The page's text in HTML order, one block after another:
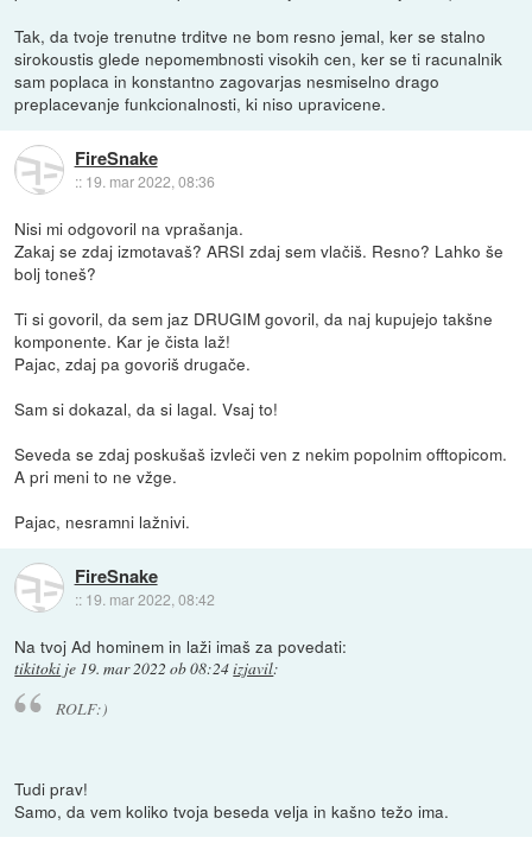
Tak, da tvoje trenutne trditve ne bom resno jemal, ker se stalno
sirokoustis glede nepomembnosti visokih cen, ker se ti racunalnik
sam poplaca in konstantno zagovarjas nesmiselno drago
preplacevanje funkcionalnosti, ki niso upravicene.
FireSnake
:: 19. mar 2022, 08:36
Nisi mi odgovoril na vprašanja.
Zakaj se zdaj izmotavaš? ARSI zdaj sem vlačiš. Resno? Lahko še
bolj toneš?
Ti si govoril, da sem jaz DRUGIM govoril, da naj kupujejo takšne
komponente. Kar je čista laž!
Pajac, zdaj pa govoriš drugače.
Sam si dokazal, da si lagal. Vsaj to!
Seveda se zdaj poskušaš izvleči ven z nekim popolnim offtopicom.
A pri meni to ne vžge.
Pajac, nesramni lažnivi.
FireSnake
:: 19. mar 2022, 08:42
Na tvoj Ad hominem in laži imaš za povedati:
tikitoki je 19. mar 2022 ob 08:24izjavil:
ROLF:)
Tudi prav!
Samo, da vem koliko tvoja beseda velja in kašno težo ima.